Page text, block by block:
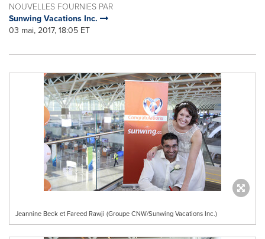
NOUVELLES FOURNIES PAR
Sunwing Vacations Inc.
03 mai, 2017, 18:05 ET
Jeannine Beck et Fareed Rawji (Groupe CNW/Sunwing Vacations Inc.)